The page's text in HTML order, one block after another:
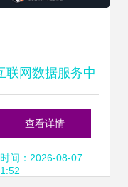
联网数据服务中
技术服务费的账务
处理指南
查看详情
间：2026-08-07